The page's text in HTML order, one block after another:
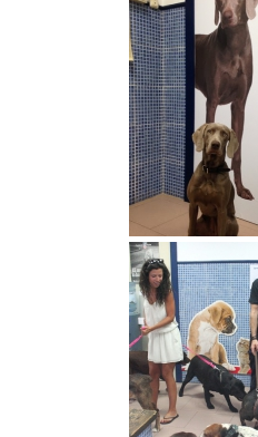
Radiología digital
Paciente